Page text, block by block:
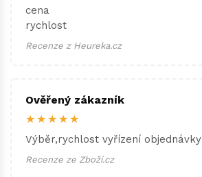
cena
rychlost
Recenze z Heureka.cz
Ověřený zákazník
★★★★★
Výběr,rychlost vyřízení objednávky
Recenze ze Zboží.cz